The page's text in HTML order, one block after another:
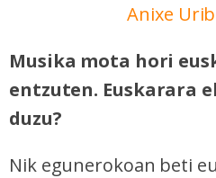
Anixe
Musika mota hori
entzuten. Euskarara
duzu?
Nik egunerokoan beti